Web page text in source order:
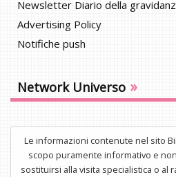
Newsletter Diario della
Advertising Policy
Notifiche push
Network Universo »
Le informazioni contenute nel sito
scopo puramente informativo e
sostituirsi alla visita specialistica o al